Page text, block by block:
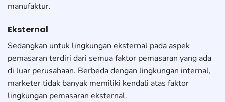
manufaktur.
Eksternal
Sedangkan untuk lingkungan eksternal pada aspek
pemasaran terdiri dari semua faktor pemasaran yang ada
di luar perusahaan. Berbeda dengan lingkungan internal,
marketer tidak banyak memiliki kendali atas faktor
lingkungan pemasaran eksternal.